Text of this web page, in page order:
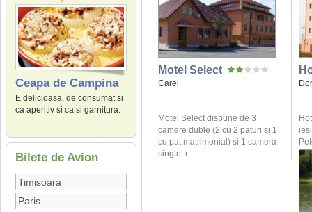
Ceapa de Campina
E delicioasa, de consumat si
ca aperitiv si ca si garnitura.
...
Bilete de Avion
Motel Select
Carei
Motel Select dispune de 3
camere duble (2 cu 2 paturi si 1
cu pat matrimonial) si 1 camera
single, r ...